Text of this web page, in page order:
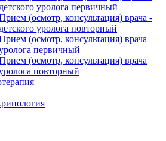
детского уролога первичный
(осмотр, консультация) врача -
детского уролога повторный
(осмотр, консультация) врача
первичный
(осмотр, консультация) врача
повторный